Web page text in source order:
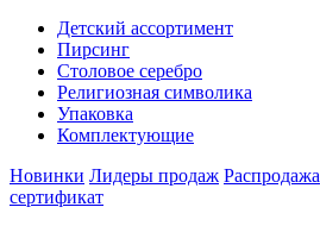
Детский ассортимент
Пирсинг
Столовое серебро
Религиозная символика
Упаковка
Комплектующие
Новинки Лидеры продаж Распродажа
сертификат